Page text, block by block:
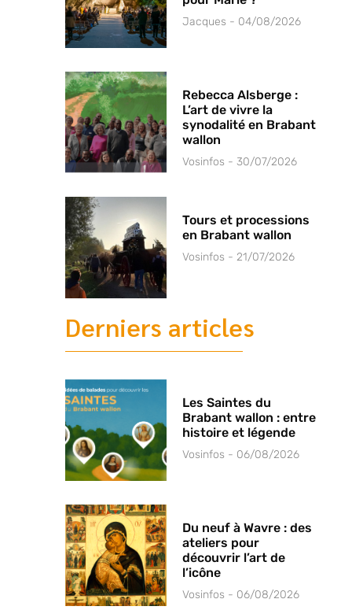
Jacques 04/08/2026
Rebecca Alsberge :
L’art de vivre la
synodalité en Brabant
wallon
Vosinfos 30/07/2026
Tours et processions
en Brabant wallon
Vosinfos 21/07/2026
Derniers articles
Les Saintes du
Brabant wallon : entre
histoire et légende
Vosinfos 06/08/2026
Du neuf à Wavre : des
ateliers pour
découvrir l’art de
l’icône
Vosinfos 06/08/2026